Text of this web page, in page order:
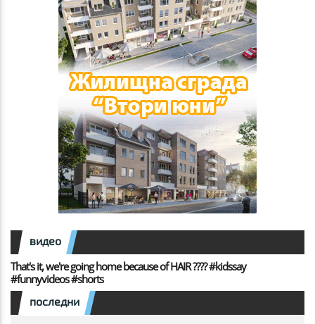
видео
That's it, we're going home because of HAIR ???? #kidssay
#funnyvideos #shorts
последни